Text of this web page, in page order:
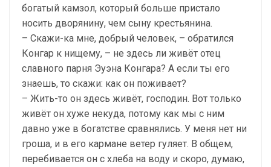
богатый камзол, который больше пристало
носить дворянину, чем сыну крестьянина.
– Скажи-ка мне, добрый человек, – обратился
Конгар к нищему, – не здесь ли живёт отец
славного парня Эуэна Конгара? А если ты его
знаешь, то скажи: как он поживает?
– Жить-то он здесь живёт, господин. Вот только
живёт он хуже некуда, потому как мы с ним
давно уже в богатстве сравнялись. У меня нет ни
гроша, и в его кармане ветер гуляет. В общем,
перебивается он с хлеба на воду и скоро, думаю,